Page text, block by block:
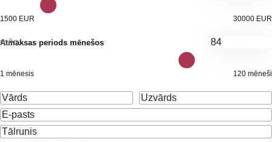
1500 EUR 30000 EUR
Atmaksas periods mēnešos
mēn.
1 mēnesis 120 mēneši